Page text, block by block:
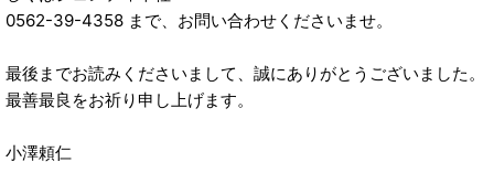
0562-39-4358 まで、お問い合わせくださいませ。
最後までお読みくださいまして、誠にありがとうございました。
最善最良をお祈り申し上げます。
小澤頼仁